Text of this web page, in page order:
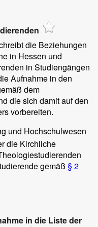
die Beziehungen
in Hessen und
in Studiengängen
Aufnahme in den
dem
die sich damit auf den
vorbereiten.
und Hochschulwesen
die Kirchliche
gemäß § 2
in die Liste der